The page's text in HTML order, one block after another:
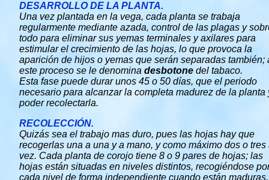
DESARROLLO DE LA PLANTA.
Una vez plantada en la vega, cada planta se trabaja
regularmente mediante azada, control de las plagas y
todo para eliminar sus yemas terminales y axilares para
estimular el crecimiento de las hojas, lo que provoca la
aparición de hijos o yemas que serán separadas también;
este proceso se le denomina desbotone del tabaco.
Esta fase puede durar unos 45 o 50 días, que el periodo
necesario para alcanzar la completa madurez de la planta
poder recolectarla.
RECOLECCIÓN.
Quizás sea el trabajo mas duro, pues las hojas hay que
recogerlas una a una y a mano, y como máximo dos o tres
vez. Cada planta de corojo tiene 8 o 9 pares de hojas; las
hojas están situadas en niveles distintos, recogiéndose
cada nivel de forma independiente cuando están